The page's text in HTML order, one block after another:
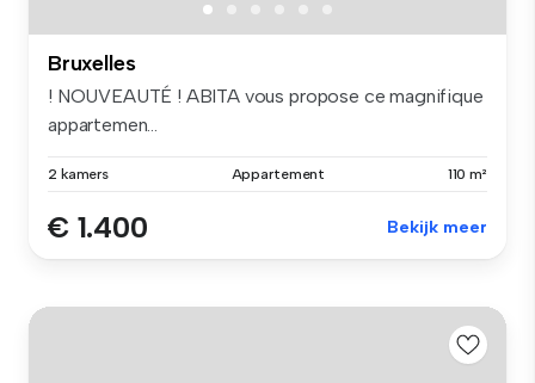
Bruxelles
! NOUVEAUTÉ ! ABITA vous propose ce magnifique
appartemen...
2 kamers Appartement 110 m²
€ 1.400 Bekijk meer